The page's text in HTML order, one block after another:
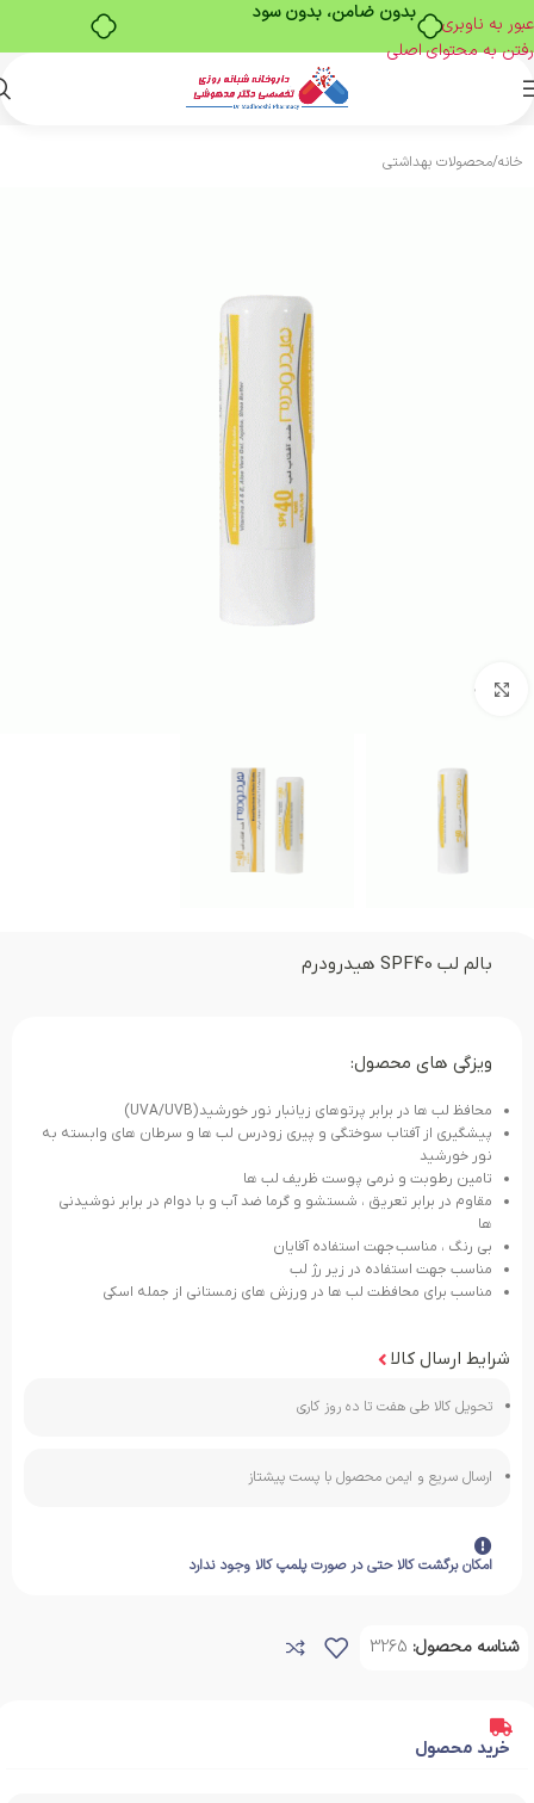
بدون ضامن، بدون سود
عبور به ناوبری
رفتن به محتوای اصلی
خانه/محصولات بهداشتی
بزرگنمایی تصویر
بالم لب SPF40 هیدرودرم
ویزگی های محصول:
محافظ لب ها در برابر پرتوهاي زيانبار نور خورشيد (UVA/UVB)
پيشگيري از آفتاب سوختگي و پيري زودرس لب ها و سرطان هاي وابسته به
نور خورشيد
تامین رطوبت و نرمی پوست ظریف لب ها
مقاوم در برابر تعريق ، شستشو و گرما ضد آب و با دوام در برابر نوشيدنی
ها
بی رنگ ، مناسب جهت استفاده آقايان
مناسب جهت استفاده در زير رژ لب
مناسب برای محافظت لب ها در ورزش های زمستانی از جمله اسکی
شرایط ارسال کالا
تحویل کالا طی هفت تا ده روز کاری
ارسال سریع و ایمن محصول با پست پیشتاز
امکان برگشت کالا حتی در صورت پلمپ کالا وجود ندارد
شناسه محصول: 3265
خرید محصول